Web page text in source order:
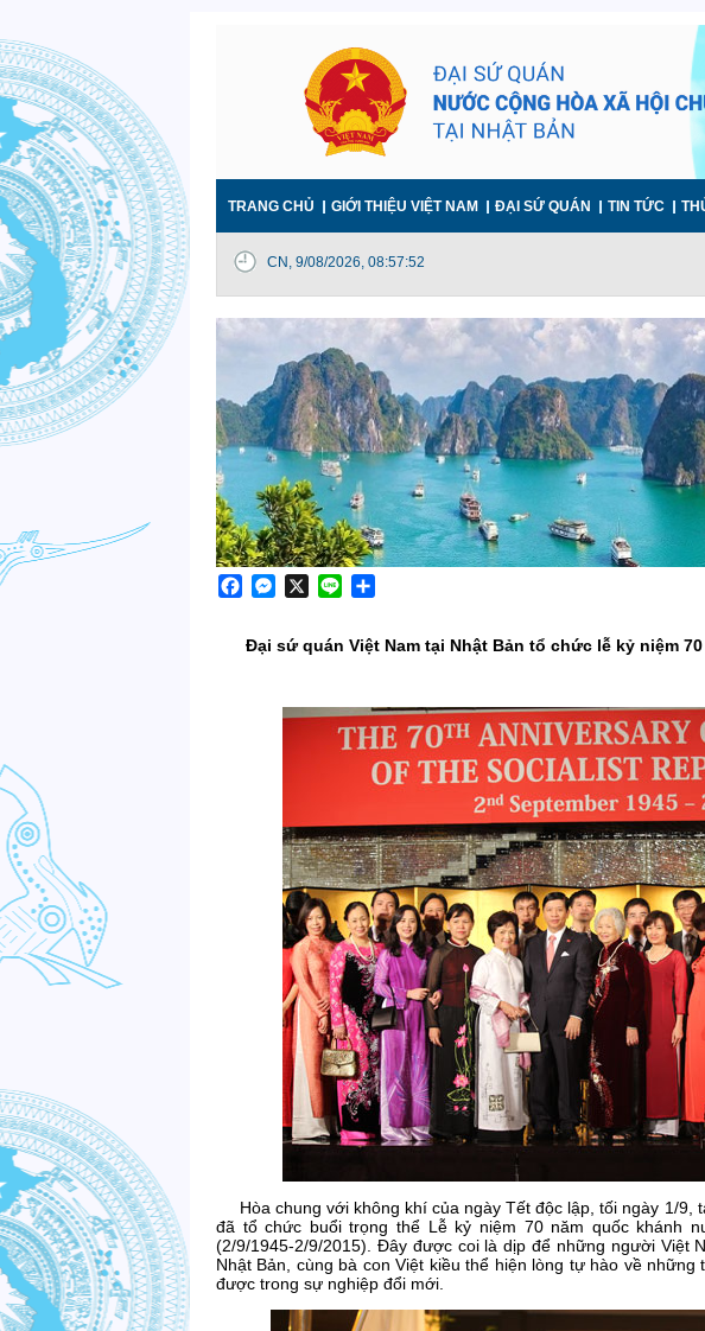
TRANG CHỦ GIỚI THIỆU VIỆT NAM ĐẠI SỨ QUÁN TIN TỨC
HÌNH ẢNH TỪ ĐSQ
CN, 9/08/2026, 08:57:54
Facebook
Messenger
X Line
Đại sứ quán Việt Nam tại Nhật Bản tổ chức lễ kỷ niệm
Hòa chung với không khí của ngày Tết độc lập, tối ngày 1/9,
đã tổ chức buổi trọng thể Lễ kỷ niệm 70 năm quốc khánh
(2/9/1945-2/9/2015). Đây được coi là dịp để những người Việt
Nhật Bản, cùng bà con Việt kiều thể hiện lòng tự hào về
được trong sự nghiệp đổi mới.